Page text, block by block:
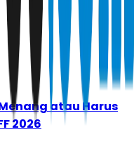
atau Harus
2026